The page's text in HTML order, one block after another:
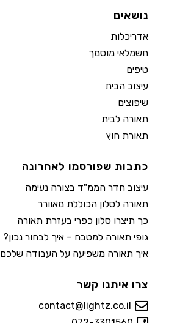
נושאים
אדריכלות
חשמלאי מוסמך
טיפים
עיצוב הבית
שיפוצים
תאורה לבית
תאורת חוץ
כתבות שפורסמו לאחרונה
עיצוב חדר הממ"ד בצורה נעימה
תאורה לסלון הכוללת מאוורר
כך תיצרו סלון כפרי בעזרת תאורה
גופי תאורה למטבח – איך לבחור נכון?
איך תאורה משפיעה על העבודה שלכם
צרו איתנו קשר
contact@lightz.co.il